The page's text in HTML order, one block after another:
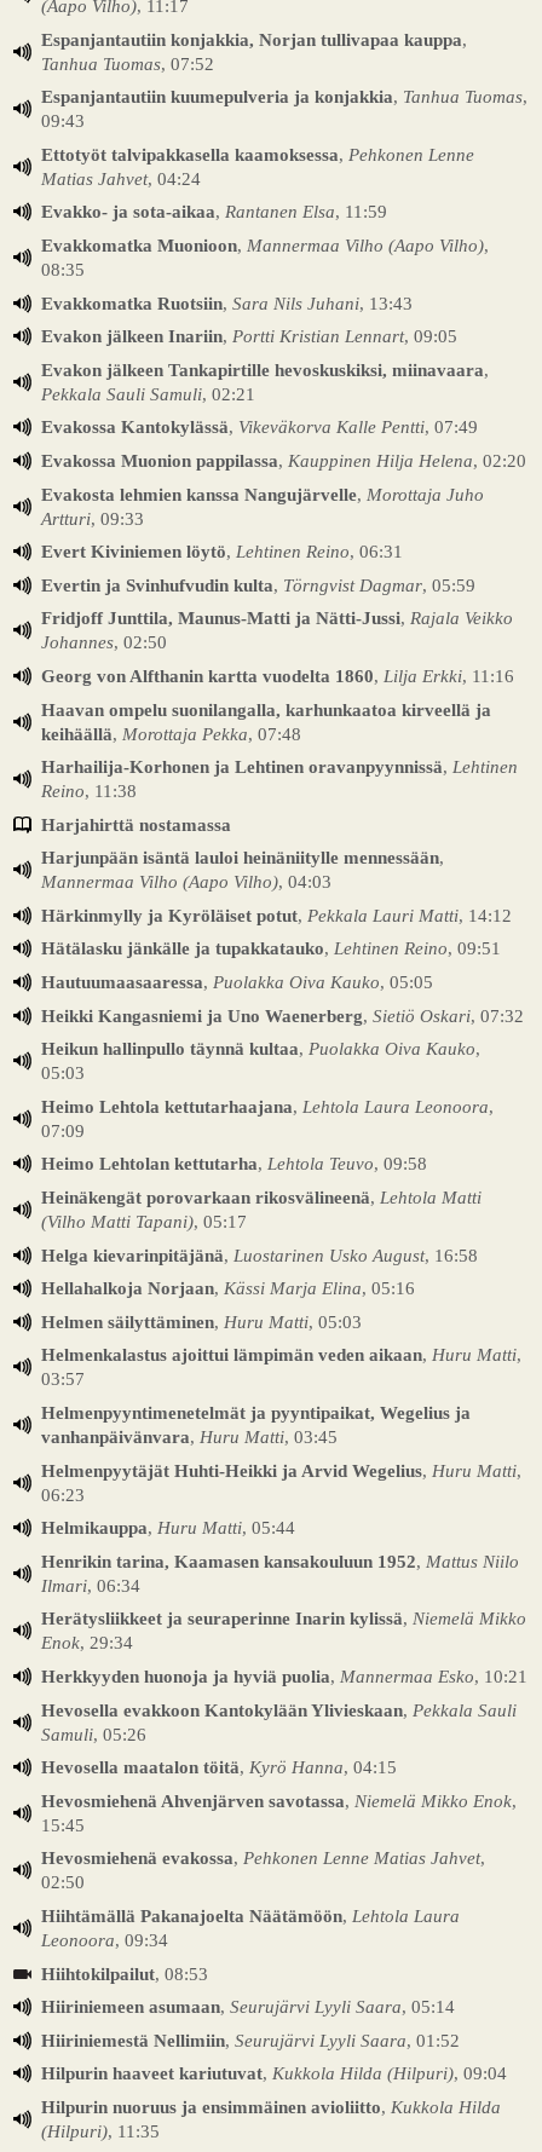
(Aapo Vilho), 11:17
Espanjantautiin konjakkia, Norjan tullivapaa kauppa,
Tanhua Tuomas, 07:52
Espanjantautiin kuumepulveria ja konjakkia, Tanhua Tuomas,
09:43
Ettotyöt talvipakkasella kaamoksessa, Pehkonen Lenne
Matias Jahvet, 04:24
Evakko- ja sota-aikaa, Rantanen Elsa, 11:59
Evakkomatka Muonioon, Mannermaa Vilho (Aapo Vilho),
08:35
Evakkomatka Ruotsiin, Sara Nils Juhani, 13:43
Evakon jälkeen Inariin, Portti Kristian Lennart, 09:05
Evakon jälkeen Tankapirtille hevoskuskiksi, miinavaara,
Pekkala Sauli Samuli, 02:21
Evakossa Kantokylässä, Vikeväkorva Kalle Pentti, 07:49
Evakossa Muonion pappilassa, Kauppinen Hilja Helena, 02:20
Evakosta lehmien kanssa Nangujärvelle, Morottaja Juho
Artturi, 09:33
Evert Kiviniemen löytö, Lehtinen Reino, 06:31
Evertin ja Svinhufvudin kulta, Törngvist Dagmar, 05:59
Fridjoff Junttila, Maunus-Matti ja Nätti-Jussi, Rajala Veikko
Johannes, 02:50
Georg von Alfthanin kartta vuodelta 1860, Lilja Erkki, 11:16
Haavan ompelu suonilangalla, karhunkaatoa kirveellä ja
keihäällä, Morottaja Pekka, 07:48
Harhailija-Korhonen ja Lehtinen oravanpyynnissä, Lehtinen
Reino, 11:38
Harjahirttä nostamassa
Harjunpään isäntä lauloi heinäniitylle mennessään,
Mannermaa Vilho (Aapo Vilho), 04:03
Härkinmylly ja Kyröläiset potut, Pekkala Lauri Matti, 14:12
Hätälasku jänkälle ja tupakkatauko, Lehtinen Reino, 09:51
Hautuumaasaaressa, Puolakka Oiva Kauko, 05:05
Heikki Kangasniemi ja Uno Waenerberg, Sietiö Oskari, 07:32
Heikun hallinpullo täynnä kultaa, Puolakka Oiva Kauko,
05:03
Heimo Lehtola kettutarhaajana, Lehtola Laura Leonoora,
07:09
Heimo Lehtolan kettutarha, Lehtola Teuvo, 09:58
Heinäkengät porovarkaan rikosvälineenä, Lehtola Matti
(Vilho Matti Tapani), 05:17
Helga kievarinpitäjänä, Luostarinen Usko August, 16:58
Hellahalkoja Norjaan, Kässi Marja Elina, 05:16
Helmen säilyttäminen, Huru Matti, 05:03
Helmenkalastus ajoittui lämpimän veden aikaan, Huru Matti,
03:57
Helmenpyyntimenetelmät ja pyyntipaikat, Wegelius ja
vanhanpäivänvara, Huru Matti, 03:45
Helmenpyytäjät Huhti-Heikki ja Arvid Wegelius, Huru Matti,
06:23
Helmikauppa, Huru Matti, 05:44
Henrikin tarina, Kaamasen kansakouluun 1952, Mattus Niilo
Ilmari, 06:34
Herätysliikkeet ja seuraperinne Inarin kylissä, Niemelä Mikko
Enok, 29:34
Herkkyyden huonoja ja hyviä puolia, Mannermaa Esko, 10:21
Hevosella evakkoon Kantokylään Ylivieskaan, Pekkala Sauli
Samuli, 05:26
Hevosella maatalon töitä, Kyrö Hanna, 04:15
Hevosmiehenä Ahvenjärven savotassa, Niemelä Mikko Enok,
15:45
Hevosmiehenä evakossa, Pehkonen Lenne Matias Jahvet,
02:50
Hiihtämällä Pakanajoelta Näätämöön, Lehtola Laura
Leonoora, 09:34
Hiihtokilpailut, 08:53
Hiiriniemeen asumaan, Seurujärvi Lyyli Saara, 05:14
Hiiriniemestä Nellimiin, Seurujärvi Lyyli Saara, 01:52
Hilpurin haaveet kariutuvat, Kukkola Hilda (Hilpuri), 09:04
Hilpurin nuoruus ja ensimmäinen avioliitto, Kukkola Hilda
(Hilpuri), 11:35